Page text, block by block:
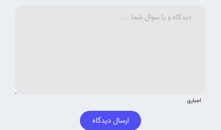
اجباری
ارسال دیدگاه